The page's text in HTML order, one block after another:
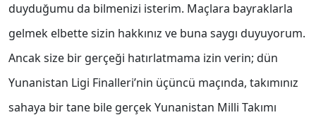
duyduğumu da bilmenizi isterim. Maçlara bayraklarla
gelmek elbette sizin hakkınız ve buna saygı duyuyorum.
Ancak size bir gerçeği hatırlatmama izin verin; dün
Yunanistan Ligi Finalleri’nin üçüncü maçında, takımınız
sahaya bir tane bile gerçek Yunanistan Milli Takımı